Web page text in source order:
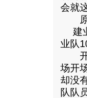
会就
原
建
业队
开
场开
却没
队队